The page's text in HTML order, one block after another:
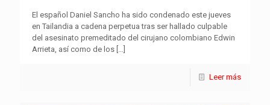
El español Daniel Sancho ha sido condenado este jueves
en Tailandia a cadena perpetua tras ser hallado culpable
del asesinato premeditado del cirujano colombiano Edwin
Arrieta, así como de los […]
Leer más